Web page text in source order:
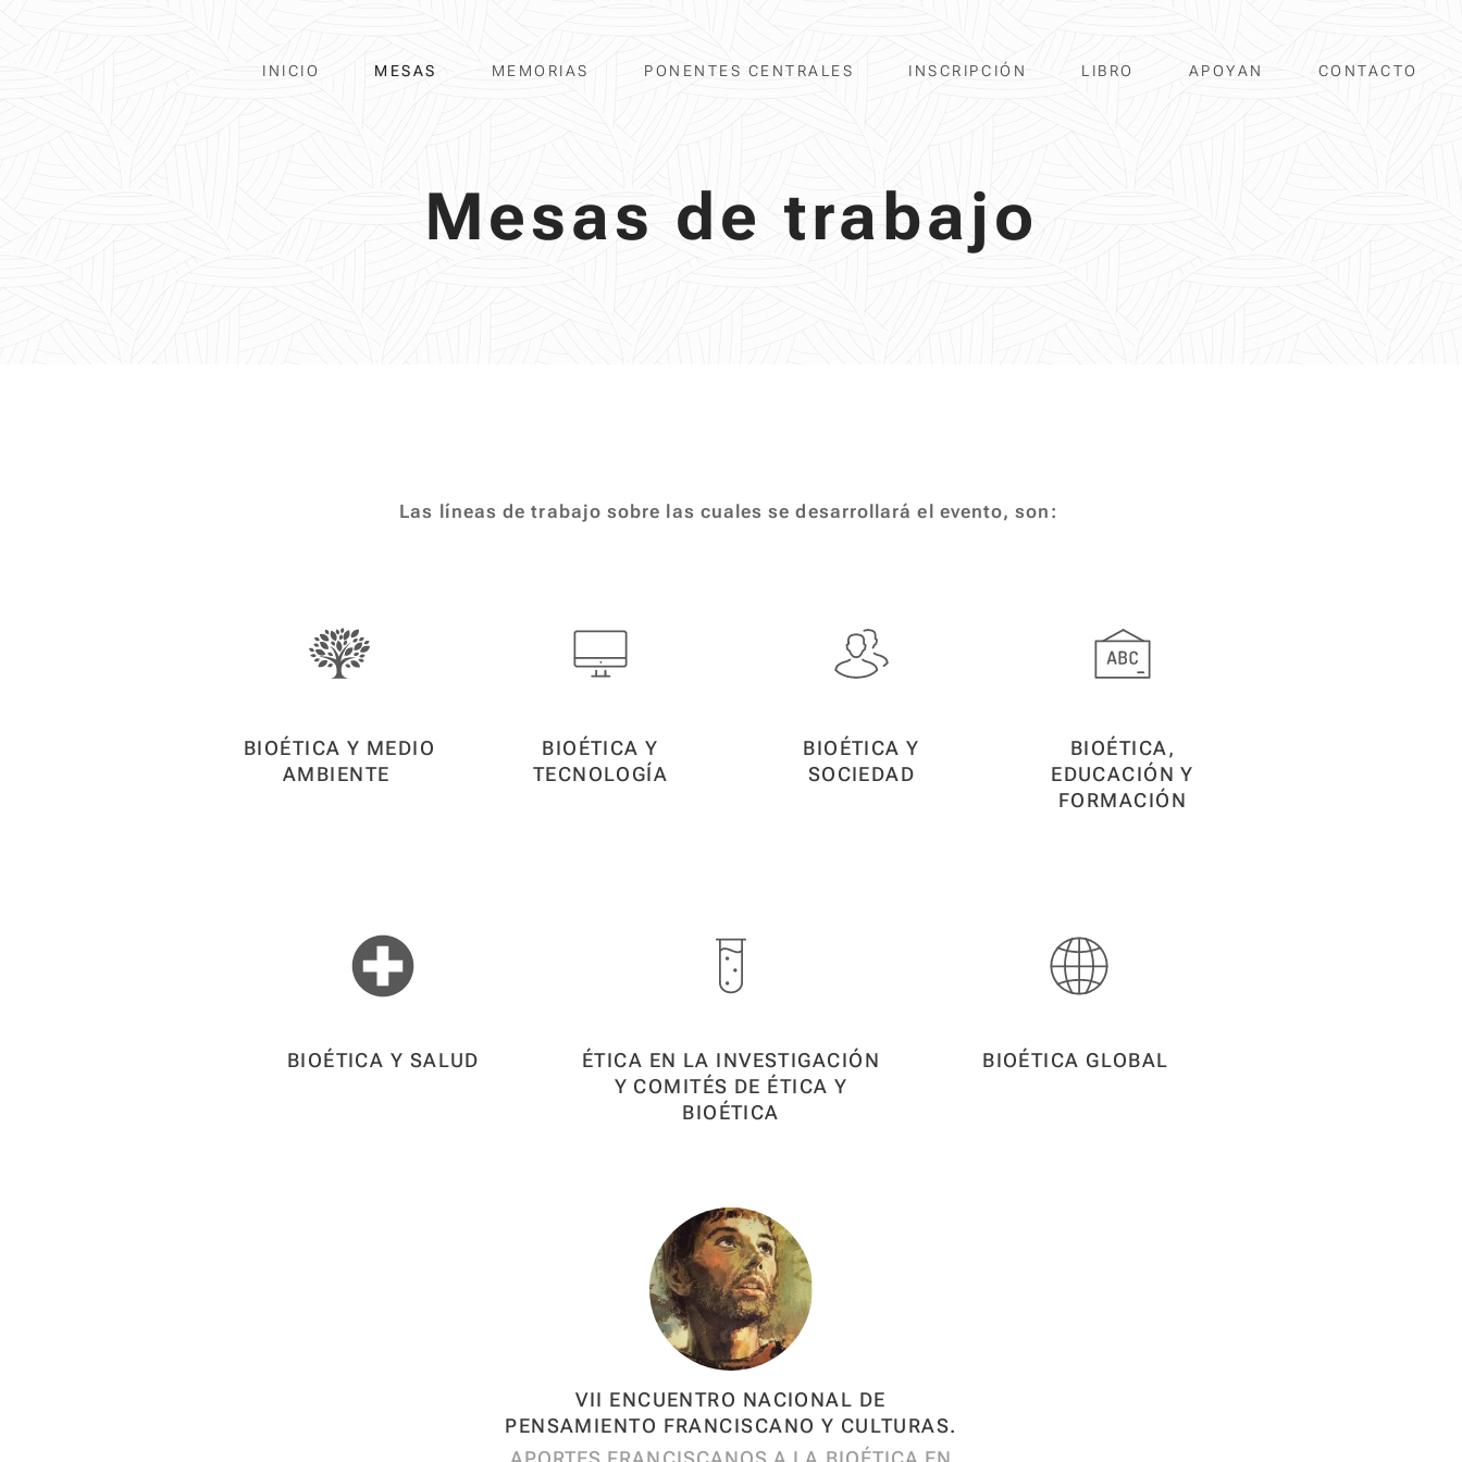
INICIO MESAS MEMORIAS PONENTES CENTRALES INSCRIPCIÓN LIBRO APOYAN CONTACTO
Mesas de trabajo
Las líneas de trabajo sobre las cuales se desarrollará el evento, son:
BIOÉTICA Y MEDIO
AMBIENTE
BIOÉTICA Y
TECNOLOGÍA
BIOÉTICA Y
SOCIEDAD
BIOÉTICA,
EDUCACIÓN Y
FORMACIÓN
BIOÉTICA Y SALUD
ÉTICA EN LA INVESTIGACIÓN
Y COMITÉS DE ÉTICA Y
BIOÉTICA
BIOÉTICA GLOBAL
VII ENCUENTRO NACIONAL DE
PENSAMIENTO FRANCISCANO Y CULTURAS.